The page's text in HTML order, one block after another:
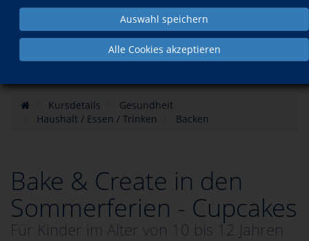
Auswahl speichern
Alle Cookies akzeptieren
Kursdetails
Gesundheit
Haushalt / Essen / Trinken
Backen
Bake & Create in den
Sommerferien - Cupcakes
Für Kinder im Alter von 10 bis 12 Jahren